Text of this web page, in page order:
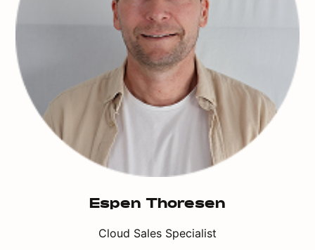
Espen Thoresen
Cloud Sales Specialist